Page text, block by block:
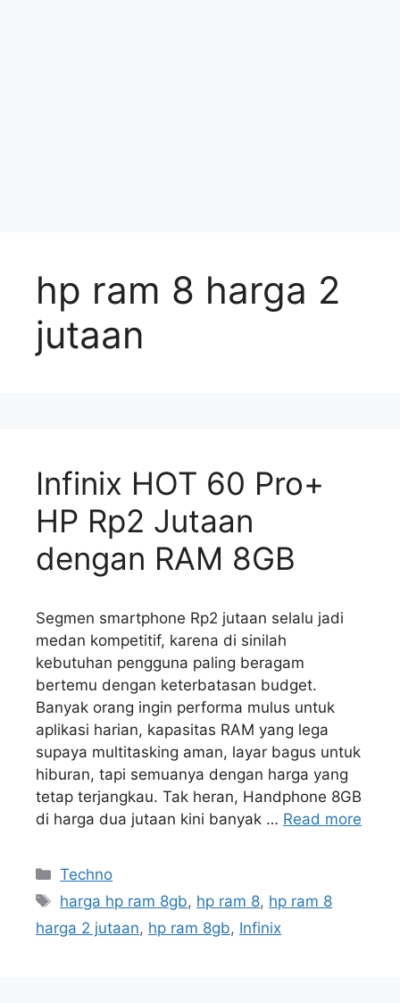
hp ram 8 harga 2
jutaan
Infinix HOT 60 Pro+
HP Rp2 Jutaan
dengan RAM 8GB
Segmen smartphone Rp2 jutaan selalu jadi
medan kompetitif, karena di sinilah
kebutuhan pengguna paling beragam
bertemu dengan keterbatasan budget.
Banyak orang ingin performa mulus untuk
aplikasi harian, kapasitas RAM yang lega
supaya multitasking aman, layar bagus untuk
hiburan, tapi semuanya dengan harga yang
tetap terjangkau. Tak heran, Handphone 8GB
di harga dua jutaan kini banyak … Read more
Kategori
Techno
Tag
harga hp ram 8gb, hp ram 8, hp ram 8
harga 2 jutaan, hp ram 8gb, Infinix